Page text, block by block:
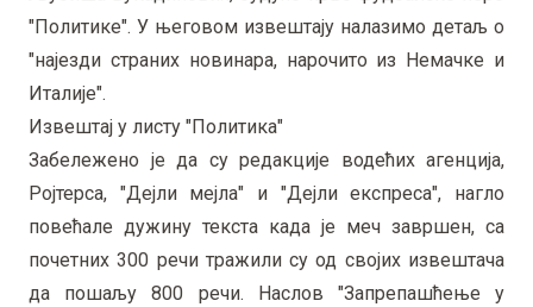
"Политике". У његовом извештају налазимо детаљ о
"најезди страних новинара, нарочито из Немачке и
Италије".
Извештај у листу "Политика"
Забележено је да су редакције водећих агенција,
Ројтерса, "Дејли мејла" и "Дејли експреса", нагло
повећале дужину текста када је меч завршен, са
почетних 300 речи тражили су од својих извештача
да пошаљу 800 речи. Наслов "Запрепашћење у